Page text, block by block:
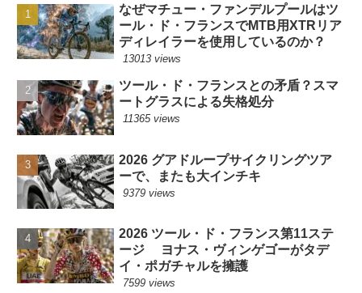
なぜマチュー・ファンデルプールはツ
ール・ド・フランスでMTB用XTRリア
ディレイラーを使用しているのか？
13013 views
ツール・ド・フランスとの矛盾？スマ
ートグラスによる失格処分
11365 views
2026 グアドループサイクリングツア
ーで、またも大インチキ
9379 views
2026 ツール・ド・フランス第11ステ
ージ ヨナス・ヴィンゲゴーがタデ
イ・ポガチャルを擁護
7599 views